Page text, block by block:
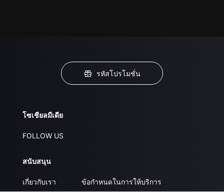
รหัสโปรโมชั่น
โซเชียลมีเดีย
FOLLOW US
สนับสนุน
เกี่ยวกับเรา
ข้อกำหนดในการให้บริการ